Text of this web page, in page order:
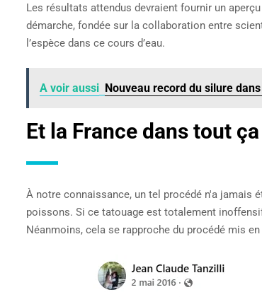
Les résultats attendus devraient fournir un
démarche, fondée sur la collaboration entre
l’espèce dans ce cours d’eau.
A voir aussi Nouveau record du silure
Et la France dans tout ça
À notre connaissance, un tel procédé n'a jamais
poissons. Si ce tatouage est totalement
Néanmoins, cela se rapproche du procédé mis